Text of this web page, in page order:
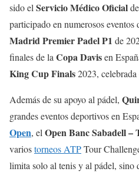
sido elServicio Médico Oficial
participado en numerosos
Madrid Premier Padel P1 de
finales de laCopa Davisen
King Cup Finals2023,
Además de su apoyo al pádel,
grandes eventos deportivos en
Open, elOpen Banc Sabadell –
variostorneos ATPTour
limita solo al tenis y al pádel, sino